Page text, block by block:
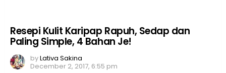
Resepi Kulit Karipap Rapuh, Sedap dan
Paling Simple, 4 Bahan Je!
byLativa Sakina
December 2, 2017, 6:55 pm